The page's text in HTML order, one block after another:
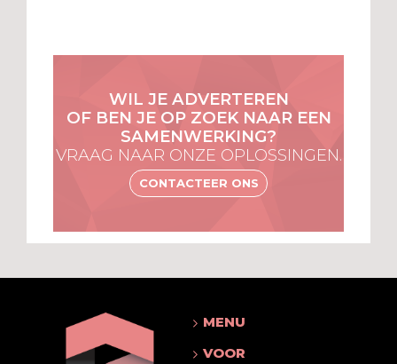
WIL JE ADVERTEREN
OF BEN JE OP ZOEK NAAR EEN
SAMENWERKING?
VRAAG NAAR ONZE OPLOSSINGEN.
CONTACTEER ONS
MENU
VOOR